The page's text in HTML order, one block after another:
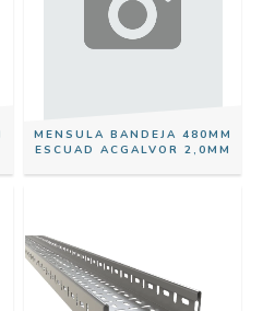
MENSULA BANDEJA 480MM
ESCUAD ACGALVOR 2,0MM